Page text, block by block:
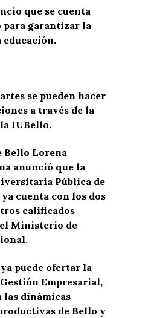
que se cuenta
para garantizar la
educación.
se pueden hacer
a través de la
IUBello.
Bello Lorena
anunció que la
Pública de
cuenta con los dos
calificados
Ministerio de
puede ofertar la
Empresarial,
las dinámicas
de Bello y